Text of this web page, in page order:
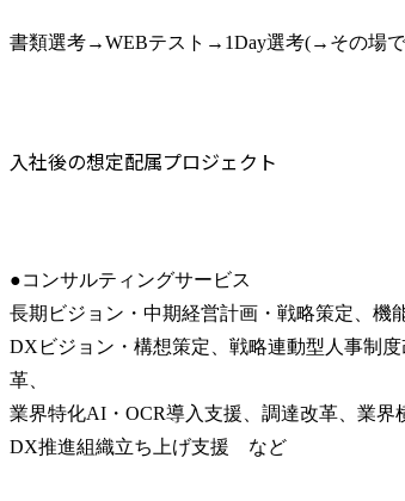
書類選考→WEBテスト→1Day選考(→その場
入社後の想定配属プロジェクト
●コンサルティングサービス
長期ビジョン・中期経営計画・戦略策定、機
DXビジョン・構想策定、戦略連動型人事制
革、
業界特化AI・OCR導入支援、調達改革、業界
DX推進組織立ち上げ支援　など